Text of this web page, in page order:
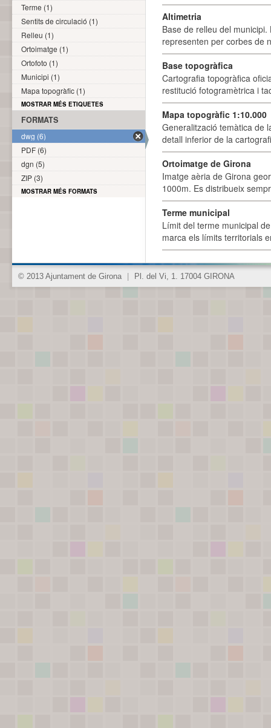
Altimetria
Base de relleu del
representen per corbes de
Base topogràfica
Cartografia topogràfica
restitució fotogramètrica i
Mapa topogràfic 1:10.000
Generalització temàtica de
detall inferior de la
Ortoimatge de Girona
Imatge aèria de Girona
1000m. Es distribueix
Terme municipal
Límit del terme municipal
marca els límits territorials
Terme (1)
Sentits de circulació (1)
Relleu (1)
Ortoimatge (1)
Ortofoto (1)
Municipi (1)
Mapa topogràfic (1)
MOSTRAR MÉS ETIQUETES
FORMATS
dwg (6)
PDF (6)
dgn (5)
ZIP (3)
MOSTRAR MÉS FORMATS
© 2013 Ajuntament de Girona Pl. del Vi, 1. 17004 GIRONA